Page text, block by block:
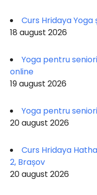
Curs Hridaya
18 august 2026
Yoga pentru
online
19 august 2026
Yoga pentru
20 august 2026
Curs Hridaya
2, Brașov
20 august 2026